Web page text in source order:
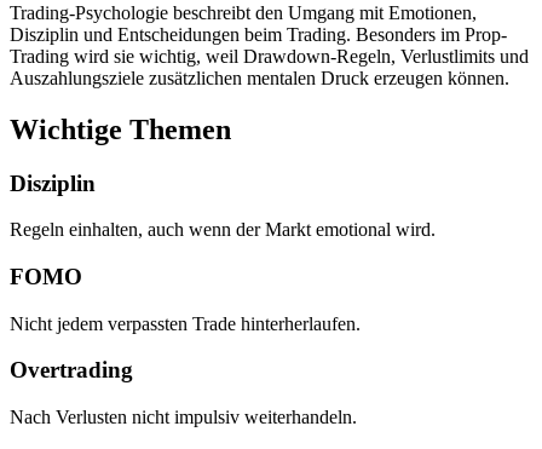
Trading-Psychologie beschreibt den Umgang mit Emotionen,
Disziplin und Entscheidungen beim Trading. Besonders im Prop-
Trading wird sie wichtig, weil Drawdown-Regeln, Verlustlimits und
Auszahlungsziele zusätzlichen mentalen Druck erzeugen können.
Wichtige Themen
Disziplin
Regeln einhalten, auch wenn der Markt emotional wird.
FOMO
Nicht jedem verpassten Trade hinterherlaufen.
Overtrading
Nach Verlusten nicht impulsiv weiterhandeln.